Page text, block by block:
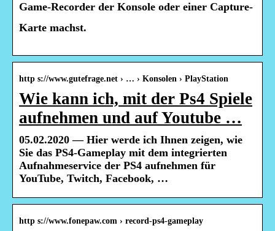
Game-Recorder der Konsole oder einer Capture-
Karte machst.
http s://www.gutefrage.net › … › Konsolen › PlayStation
Wie kann ich, mit der Ps4 Spiele
aufnehmen und auf Youtube …
05.02.2020 — Hier werde ich Ihnen zeigen, wie
Sie das PS4-Gameplay mit dem integrierten
Aufnahmeservice der PS4 aufnehmen für
YouTube, Twitch, Facebook, …
http s://www.fonepaw.com › record-ps4-gameplay